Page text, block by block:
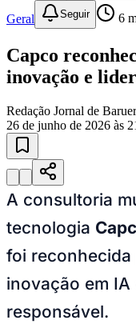
Bairros de Barueri
Selecione sua região
JubranBelvalBethaville
VistaCalifórnia
Região
Militar
Califórnia Jardim dos Altos
Esperança Jardim Graziela
JulioJardim Líbano
Mutinga Jardim Paraíso
LuísJardim São Pedro
TupãJardim Tupanci
CamargosParque
do Bom Jesus
Recanto
ParnaíbaSilveiraTamboré
do CondeVila Engenho
EscadaVila PortoVotupoca
Para Sua Empresa
Geral Seguir 6
Capco
inovação e
Redação Jornal de
26 de junho de 2026 às
A consultoria
tecnologia
foi reconhecida
inovação em
responsável.